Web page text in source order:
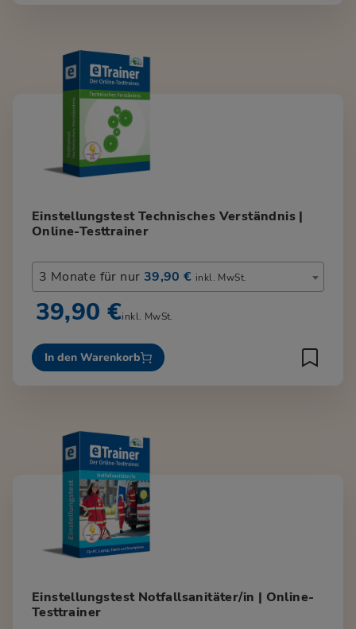
Einstellungstest Technisches Verständnis |
Online-Testtrainer
3 Monate für nur 39,90 € inkl. MwSt.
39,90 €inkl. MwSt.
In den Warenkorb
Einstellungstest Notfallsanitäter/in | Online-
Testtrainer